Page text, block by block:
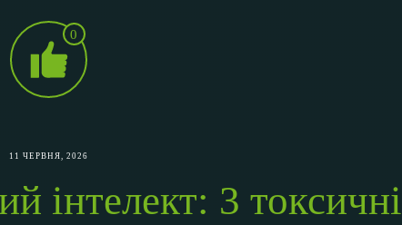
0
11 ЧЕРВНЯ, 2026
інтелект: 3 токсичні